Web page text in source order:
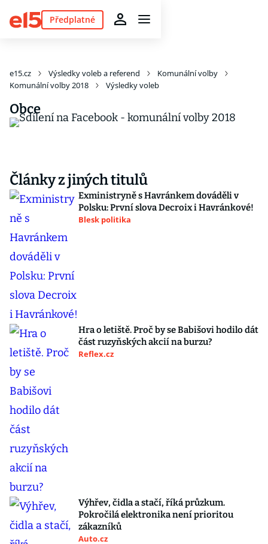
Předplatné
e15.cz Výsledky voleb a referend
Komunální volby
Komunální volby 2018
Výsledky voleb
Obce
Články z jiných titulů
Exministryně s Havránkem dováděli v
Polsku: První slova Decroix i Havránkové!
Blesk politika
Hra o letiště. Proč by se Babišovi hodilo dát
část ruzyňských akcií na burzu?
Reflex.cz
Výhřev, čidla a stačí, říká průzkum.
Pokročilá elektronika není prioritou
zákazníků
Auto.cz